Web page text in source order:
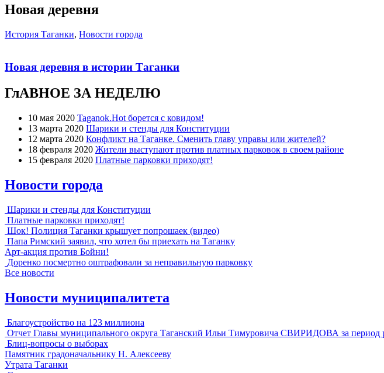
Новая деревня
История Таганки, Новости города
Новая деревня в истории Таганки
ГлАВНОЕ ЗА НЕДЕЛЮ
10 мая 2020 Taganok.Hot борется с ковидом!
13 марта 2020 Шарики и стенды для Конституции
12 марта 2020 Конфликт на Таганке. Сменить главу управы или жителей?
18 февраля 2020 Жители выступают против платных парковок в своем районе
15 февраля 2020 Платные парковки приходят!
Новости города
Шарики и стенды для Конституции
Платные парковки приходят!
Шок! Полиция Таганки крышует попрошаек (видео)
Папа Римский заявил, что хотел бы приехать на Таганку
Арт-акция против Бойни!
Доренко посмертно оштрафовали за неправильную парковку
Все новости
Новости муниципалитета
Благоустройство на 123 миллиона
Отчет Главы муниципального округа Таганский Ильи Тимуровича СВИРИДОВА за период
Блиц-вопросы о выборах
Памятник градоначальнику Н. Алексееву
Утрата Таганки